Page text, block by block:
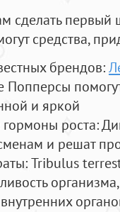
сделать
средства,
брендов:
Попперсы
и яркой
гормоны роста:
и решат
Tribulus